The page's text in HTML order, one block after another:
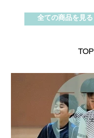
全ての商品を見る
TOP